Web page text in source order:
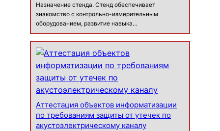
Назначение стенда. Стенд обеспечивает
знакомство с контрольно-измерительным
оборудованием, развитие навыка
самостоятельного определения информативного
сигнала в определённом частотном диапазоне,
изучение физического смысла электромагнитного
Аттестация объектов информатизации
по требованиям защиты от утечек по
акустоэлектрическому каналу